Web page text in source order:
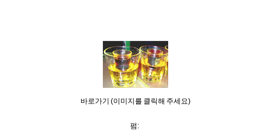
바로가기 (이미지를 클릭해 주세요)
펌: